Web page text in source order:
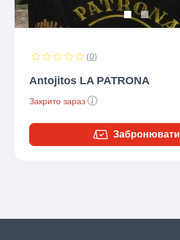
(0)
Antojitos LA PATRONA
Закрито зараз
Забронювати